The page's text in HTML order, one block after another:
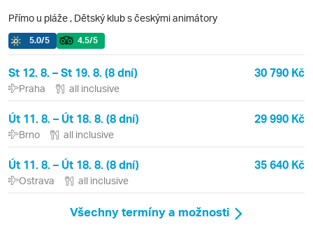
Přímo u pláže , Dětský klub s českými animátory
5.0/5 4.5/5
St 12. 8. – St 19. 8. (8 dní) 30 790 Kč
Praha all inclusive
Út 11. 8. – Út 18. 8. (8 dní) 29 990 Kč
Brno all inclusive
Út 11. 8. – Út 18. 8. (8 dní) 35 640 Kč
Ostrava all inclusive
Všechny termíny a možnosti